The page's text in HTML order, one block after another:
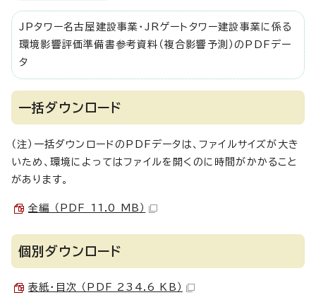
JPタワー名古屋建設事業・JRゲートタワー建設事業に係る
環境影響評価準備書参考資料（複合影響予測）のPDFデー
タ
一括ダウンロード
（注）一括ダウンロードのPDFデータは、ファイルサイズが大き
いため、環境によってはファイルを開くのに時間がかかること
があります。
全編 （PDF 11.0 MB）
個別ダウンロード
表紙・目次 （PDF 234.6 KB）